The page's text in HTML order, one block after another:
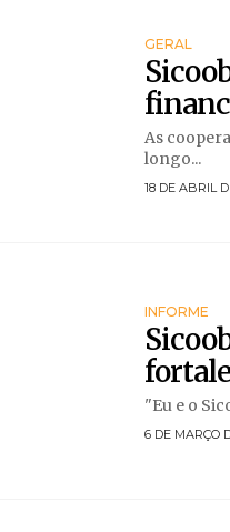
GERAL
As
longo...
18 DE ABRIL
INFORME
"Eu e o
6 DE MARÇO